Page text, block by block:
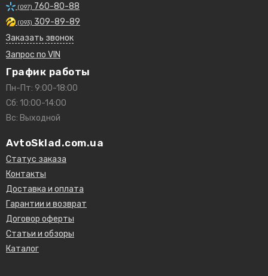
(097) 760-80-88
(093) 309-89-89
Заказать звонок
Запрос по VIN
График работы
Пн-Пт: 9:00-18:00
Сб: 10:00-14:00
Вс: Выходной
AvtoSklad.com.ua
Статус заказа
Контакты
Доставка и оплата
Гарантии и возврат
Договор оферты
Статьи и обзоры
Каталог